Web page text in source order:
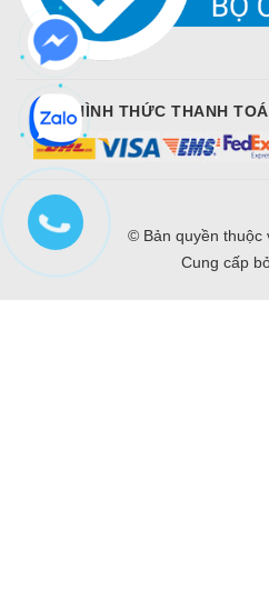
CÁC HÌNH THỨC THANH
© Bản quyền thuộc
Cung cấp